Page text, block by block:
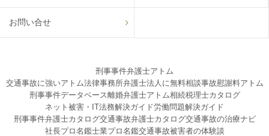
お問い合せ
刑事事件弁護士アトム
交通事故に強いアトム法律事務所弁護士法人に無料相談事故慰謝料アトム
刑事事件データベース離婚弁護士アトム相続税理士カタログ
ネット被害・IT法務解決ガイド労働問題解決ガイド
刑事事件弁護士カタログ交通事故弁護士カタログ交通事故の治療ナビ
社長プロ名鑑士業プロ名鑑交通事故被害者の体験談